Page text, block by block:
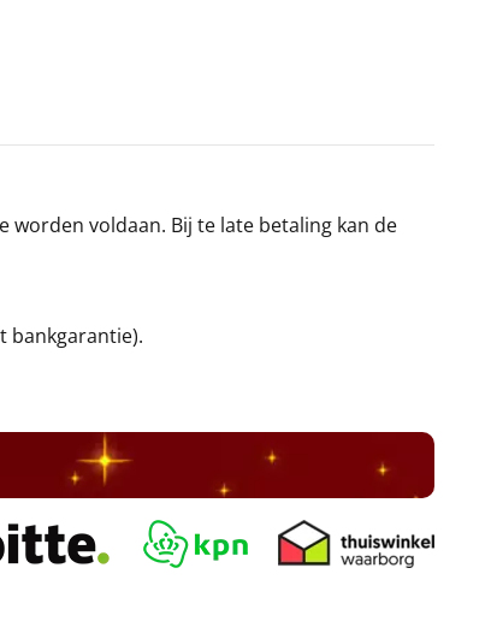
voldaan. Bij te late betaling kan de
bankgarantie).